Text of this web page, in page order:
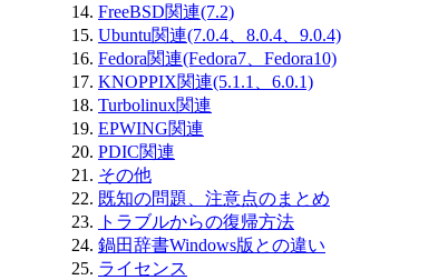
FreeBSD関連(7.2)
Ubuntu関連(7.0.4、8.0.4、9.0.4)
Fedora関連(Fedora7、Fedora10)
KNOPPIX関連(5.1.1、6.0.1)
Turbolinux関連
EPWING関連
PDIC関連
その他
既知の問題、注意点のまとめ
トラブルからの復帰方法
鍋田辞書Windows版との違い
ライセンス